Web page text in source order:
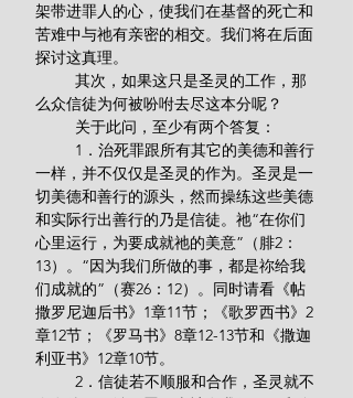
架带进罪人的心，使我们在基督的死亡和
苦难中与祂有亲密的相交。我们将在后面
探讨这真理。
么众信徒为何被吩咐去尽这本分呢？
         关于此问，至少有两个答复：
一样，并不仅仅是圣灵的作为。圣灵是一
切美德和善行的源头，然而操练这些美德
和实际行出善行的乃是信徒。祂“在你们
心里运行，为要成就祂的美意”（腓2：
13）。“因为我们所做的事，都是祢给我
们成就的”（赛26：12）。同时请看《帖
撒罗尼迦后书》1章11节；《歌罗西书》2
章12节；《罗马书》8章12-13节和《撒迦
利亚书》12章10节。